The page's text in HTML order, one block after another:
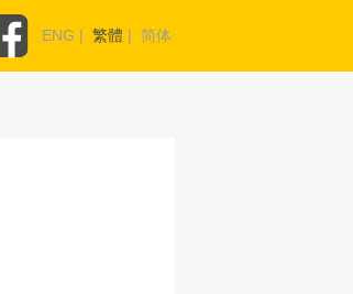
ENG | 繁體 | 简体